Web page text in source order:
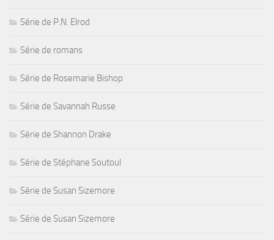
Série de P.N. Elrod
Série de romans
Série de Rosemarie Bishop
Série de Savannah Russe
Série de Shannon Drake
Série de Stéphane Soutoul
Série de Susan Sizemore
Série de Susan Sizemore